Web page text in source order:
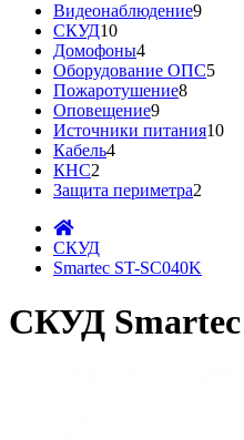
Видеонаблюдение9
СКУД10
Домофоны4
Оборудование ОПС5
Пожаротушение8
Оповещение9
Источники питания10
Кабель4
КНС2
Защита периметра2
СКУД
Smartec ST-SC040K
СКУД Smartec